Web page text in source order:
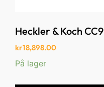
Heckler & Koch CC9
kr18,898.00
På lager